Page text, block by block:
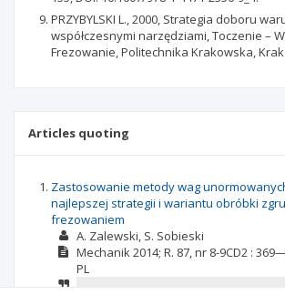
PRZYBYLSKI L., 2000, Strategia doboru
współczesnymi narzędziami, Toczenie –
Frezowanie, Politechnika Krakowska,
Articles quoting
Zastosowanie metody wag
najlepszej strategii i wariantu obróbki
frezowaniem
A. Zalewski S. Sobieski
Mechanik2014; R. 87, nr 8-9CD2 :
PL
3. ZALEWSKI A., Skracanie czasu